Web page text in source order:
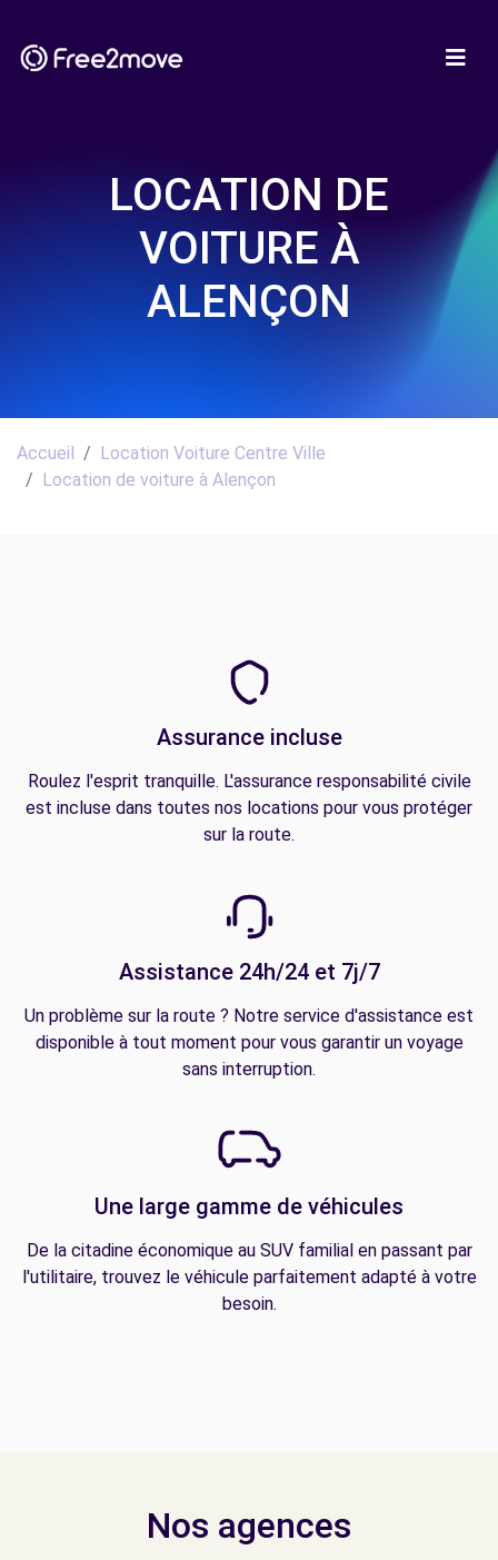
LOCATION DE
VOITURE À
ALENÇON
Accueil
Location Voiture Centre Ville
Location de voiture à Alençon
Assurance incluse
Roulez l'esprit tranquille. L'assurance responsabilité civile
est incluse dans toutes nos locations pour vous protéger
sur la route.
Assistance 24h/24 et 7j/7
Un problème sur la route ? Notre service d'assistance est
disponible à tout moment pour vous garantir un voyage
sans interruption.
Une large gamme de véhicules
De la citadine économique au SUV familial en passant par
l'utilitaire, trouvez le véhicule parfaitement adapté à votre
besoin.
Nos agences